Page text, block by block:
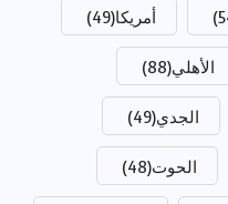
أمريكا(49)
الأهلي(88)
الجدي(49)
الحوت(48)